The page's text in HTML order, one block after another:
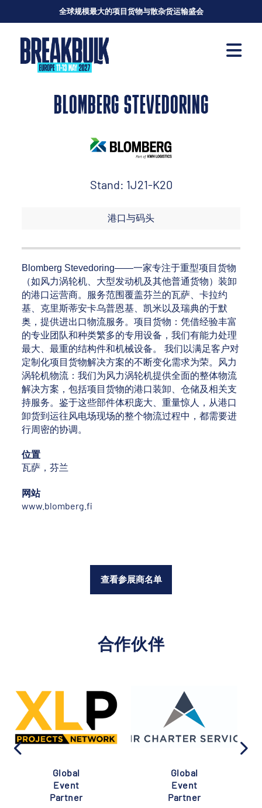
全球规模最大的项目货物与散杂货运输盛会
BLOMBERG STEVEDORING
Stand: 1J21-K20
港口与码头
Blomberg Stevedoring——一家专注于重型项目货物
（如风力涡轮机、大型发动机及其他普通货物）装卸
的港口运营商。服务范围覆盖芬兰的瓦萨、卡拉约
基、克里斯蒂安卡乌普恩基、凯米以及瑞典的于默
奥，提供进出口物流服务。项目货物：凭借经验丰富
的专业团队和种类繁多的专用设备，我们有能力处理
最大、最重的结构件和机械设备。 我们以满足客户对
定制化项目货物解决方案的不断变化需求为荣。风力
涡轮机物流：我们为风力涡轮机提供全面的整体物流
解决方案，包括项目货物的港口装卸、仓储及相关支
持服务。鉴于这些部件体积庞大、重量惊人，从港口
卸货到运往风电场现场的整个物流过程中，都需要进
行周密的协调。
位置
瓦萨，芬兰
网站
www.blomberg.fi
查看参展商名单
合作伙伴
Global
Event
Partner
Global
Event
Partner